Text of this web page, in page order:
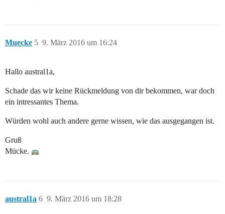
Muecke 9. März 2016 um 16:24
5
Hallo austral1a,
Schade das wir keine Rückmeldung von dir bekommen, war doch
ein intressantes Thema.
Würden wohl auch andere gerne wissen, wie das ausgegangen ist.
Gruß
Mücke.
austral1a 9. März 2016 um 18:28
6